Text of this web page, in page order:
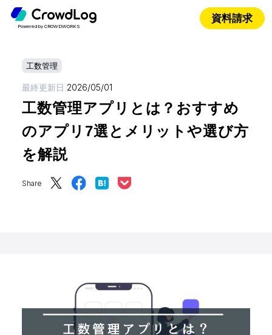
Powered by CROWDWORKS
資料請求
工数管理
最終更新日 2026/05/01
工数管理アプリとは？おすすめ
のアプリ7選とメリットや選び方
を解説
Share